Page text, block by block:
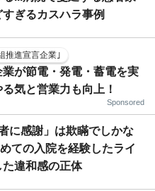
ぎるカスハラ事例
推進宣言企業｣
業が節電・発電・蓄電を実
気と営業力も向上！
Sponsored
に感謝」は欺瞞でしかな
ての入院を経験したライ
違和感の正体